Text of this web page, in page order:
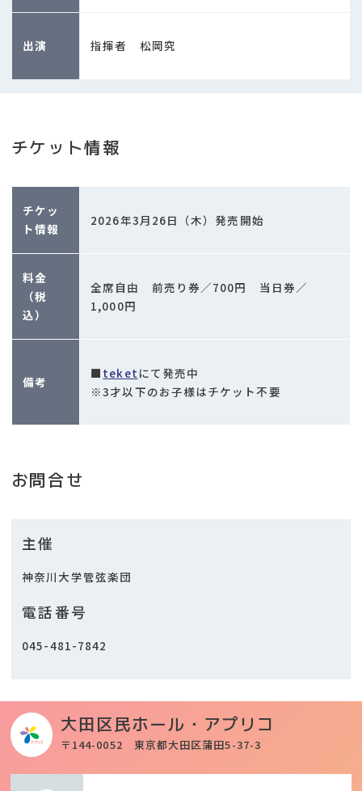
出演 指揮者 松岡究
チケット情報
チケッ
ト情報
2026年3月26日（木）発売開始
料金
（税
込）
全席自由 前売り券／700円 当日券／
1,000円
備考
■ teketにて発売中
※3才以下のお子様はチケット不要
お問合せ
主催
神奈川大学管弦楽団
電話番号
045-481-7842
大田区民ホール・アプリコ
〒144-0052 東京都大田区蒲田5-37-3